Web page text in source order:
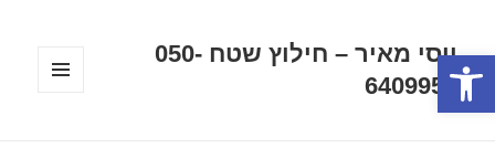
פתח סרגל נגישות
יוסי מאיר – חילוץ שטח 050-
6409956